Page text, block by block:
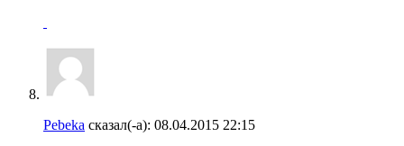
Pebeka сказал(-а): 08.04.2015 22:15